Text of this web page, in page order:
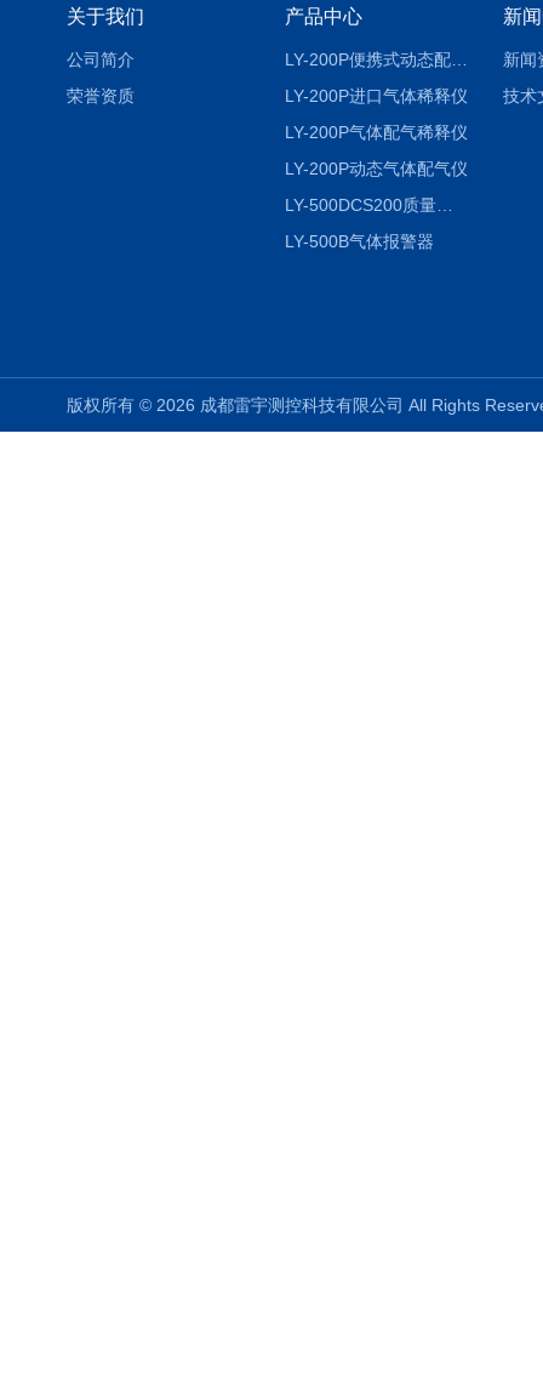
关于我们
公司简介
荣誉资质
产品中心
LY-200P便携式动态配气仪进口
LY-200P进口气体稀释仪
LY-200P气体配气稀释仪
LY-200P动态气体配气仪
LY-500DCS200质量流量控制仪
LY-500B气体报警器
新
新闻
技术
版权所有 © 2026 成都雷宇测控科技有限公司 All Rights